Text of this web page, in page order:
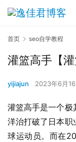
首页 seo自学教程
灌篮高手【灌
yijiajun 2023年6月
灌篮高手是一个极
洋治打破了日本职
球运动员。而在